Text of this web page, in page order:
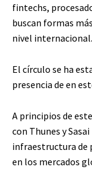
fintechs,
buscan formas
nivel internacional.
El círculo se ha
presencia de en
A principios de
con Thunes y
infraestructura de
en los mercados